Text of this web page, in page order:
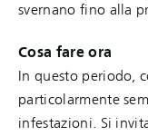
svernano fino alla
Cosa fare ora
In questo periodo,
particolarmente
infestazioni. Si